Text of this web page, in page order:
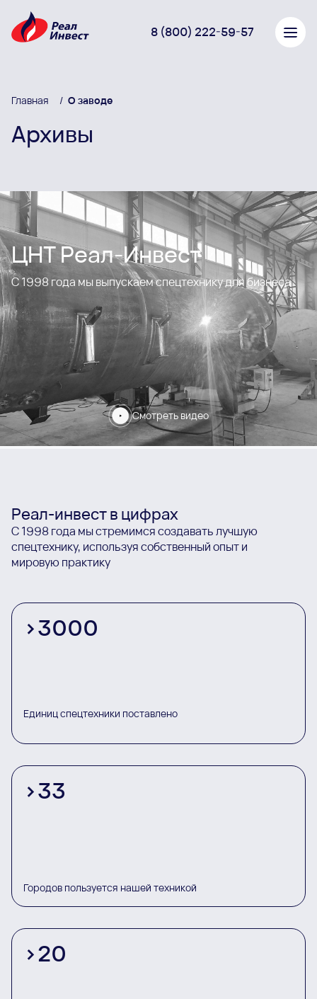
8 (800) 222-59-57
Главная / О заводе
Архивы
ЦНТ Реал-Инвест
С 1998 года мы выпускаем спецтехнику для бизнеса
Смотреть видео
Реал-инвест в цифрах
С 1998 года мы стремимся создавать лучшую
спецтехнику, используя собственный опыт и
мировую практику
>3000
Единиц спецтехники поставлено
>33
Городов пользуется нашей техникой
>20